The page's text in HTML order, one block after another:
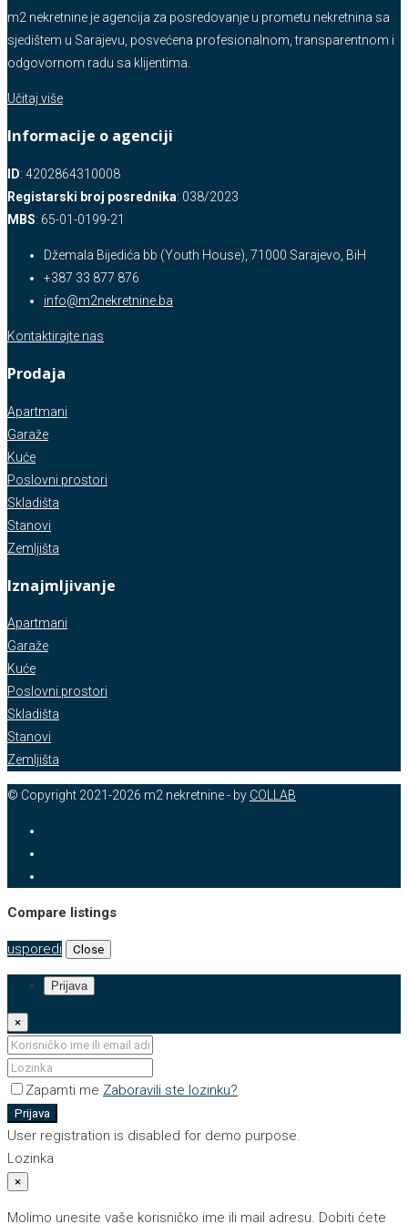
m2 nekretnine je agencija za posredovanje u prometu nekretnina sa
sjedištem u Sarajevu, posvećena profesionalnom, transparentnom i
odgovornom radu sa klijentima.
Učitaj više
Informacije o agenciji
ID: 4202864310008
Registarski broj posrednika: 038/2023
MBS: 65-01-0199-21
Džemala Bijedića bb (Youth House), 71000 Sarajevo, BiH
+387 33 877 876
info@m2nekretnine.ba
Kontaktirajte nas
Prodaja
Apartmani
Garaže
Kuće
Poslovni prostori
Skladišta
Stanovi
Zemljišta
Iznajmljivanje
Apartmani
Garaže
Kuće
Poslovni prostori
Skladišta
Stanovi
Zemljišta
© Copyright 2021-2026 m2 nekretnine - by COLLAB
Compare listings
usporedi Close
Prijava
×
Zapamti me Zaboravili ste lozinku?
Prijava
User registration is disabled for demo purpose.
Lozinka
×
Molimo unesite vaše korisničko ime ili mail adresu. Dobiti ćete